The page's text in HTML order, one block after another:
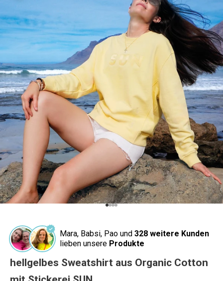
Gehe zu Element 1
Gehe zu Element 2
Gehe zu Element 3
Gehe zu Element 4
Mara, Babsi, Pao und 328 weitere Kunden
lieben unsere Produkte
hellgelbes Sweatshirt aus Organic Cotton